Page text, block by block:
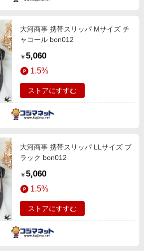
大河商事 携帯スリッパ Mサイズ チ
ャコール bon012
￥ 5,060
1.5%
ストアにすすむ
大河商事 携帯スリッパ LLサイズ ブ
ラック bon012
￥ 5,060
1.5%
ストアにすすむ